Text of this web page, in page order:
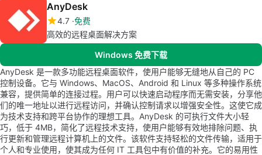
AnyDesk
4.7 免费
高效的远程桌面解决方案
Windows 免费下载
AnyDesk 是一款多功能远程桌面软件，使用户能够无缝地从自己的 PC
控制设备。它与 Windows、MacOS、Android 和 Linux 等多种操作系统
兼容，提供简单的连接过程。用户可以快速启动程序而无需安装，分享他
们的唯一地址以进行远程访问，并确认控制请求以增强安全性。这使它成
为技术支持和跨平台协作的理想工具。AnyDesk 的可执行文件大小轻
巧，低于 4MB，简化了远程技术支持，使用户能够有效地排除问题、执
行更新和管理远程计算机上的文件。该软件支持轻松的文件传输，适用于
个人和专业使用，使其成为任何 IT 工具包中有价值的补充。它的易用性